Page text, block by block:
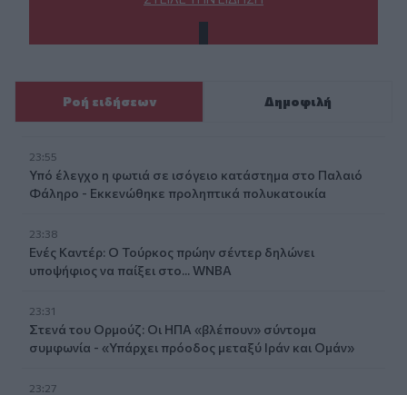
Ροή ειδήσεων Δημοφιλή
23:55
Υπό έλεγχο η φωτιά σε ισόγειο κατάστημα στο Παλαιό
Φάληρο - Εκκενώθηκε προληπτικά πολυκατοικία
23:38
Ενές Καντέρ: Ο Τούρκος πρώην σέντερ δηλώνει
υποψήφιος να παίξει στο... WNBA
23:31
Στενά του Ορμούζ: Οι ΗΠΑ «βλέπουν» σύντομα
συμφωνία - «Υπάρχει πρόοδος μεταξύ Ιράν και Ομάν»
23:27